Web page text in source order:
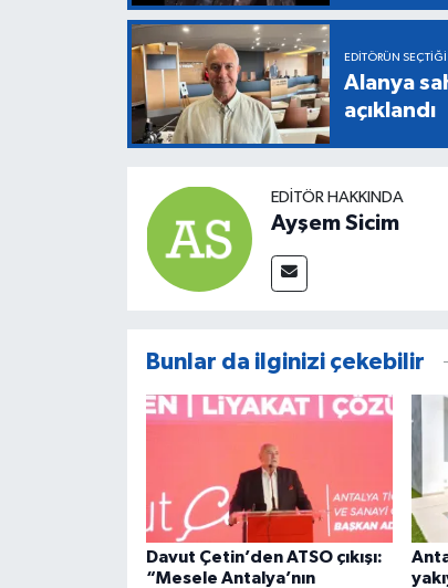
EDITÖRÜN SEÇTIĞI
Alanya
açıklandı
EDITÖR HAKKINDA
Ayşem Sicim
Bunlar da ilginizi çekebilir
Davut Çetin’den ATSO çıkışı:
“Mesele Antalya’nın